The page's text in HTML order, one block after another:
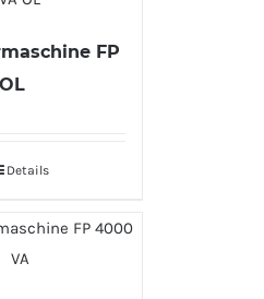
FP
Details